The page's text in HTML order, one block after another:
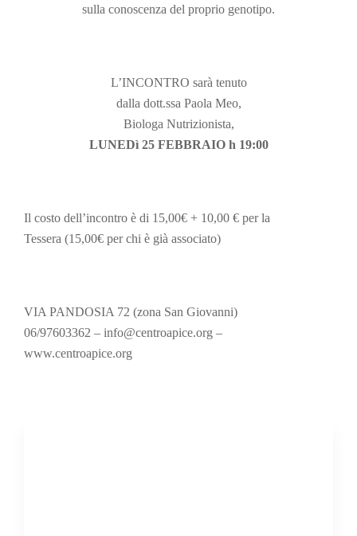
sulla conoscenza del proprio genotipo.
L’INCONTRO sarà tenuto
dalla dott.ssa Paola Meo,
Biologa Nutrizionista,
LUNEDì 25 FEBBRAIO h 19:00
Il costo dell’incontro è di 15,00€ + 10,00 € per la
Tessera (15,00€ per chi è già associato)
VIA PANDOSIA 72 (zona San Giovanni)
06/97603362 – info@centroapice.org –
www.centroapice.org